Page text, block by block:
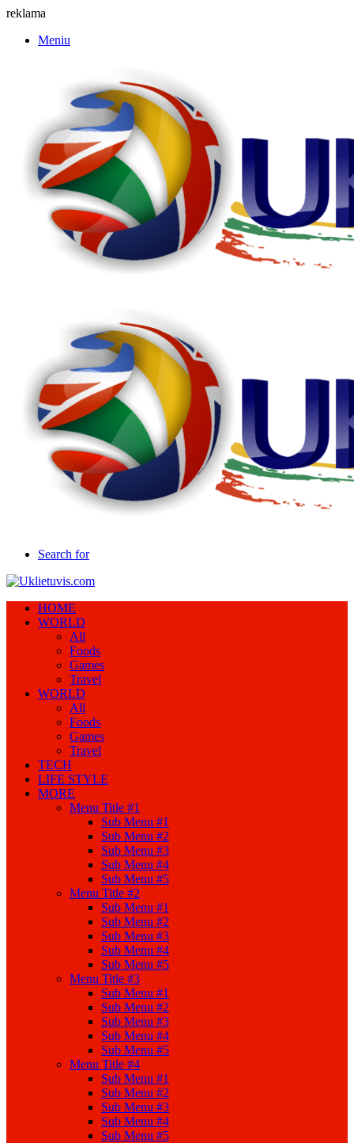
reklama
Meniu
Search for
HOME
WORLD
All
Foods
Games
Travel
WORLD
All
Foods
Games
Travel
TECH
LIFE STYLE
MORE
Menu Title #1
Sub Menu #1
Sub Menu #2
Sub Menu #3
Sub Menu #4
Sub Menu #5
Menu Title #2
Sub Menu #1
Sub Menu #2
Sub Menu #3
Sub Menu #4
Sub Menu #5
Menu Title #3
Sub Menu #1
Sub Menu #2
Sub Menu #3
Sub Menu #4
Sub Menu #5
Menu Title #4
Sub Menu #1
Sub Menu #2
Sub Menu #3
Sub Menu #4
Sub Menu #5